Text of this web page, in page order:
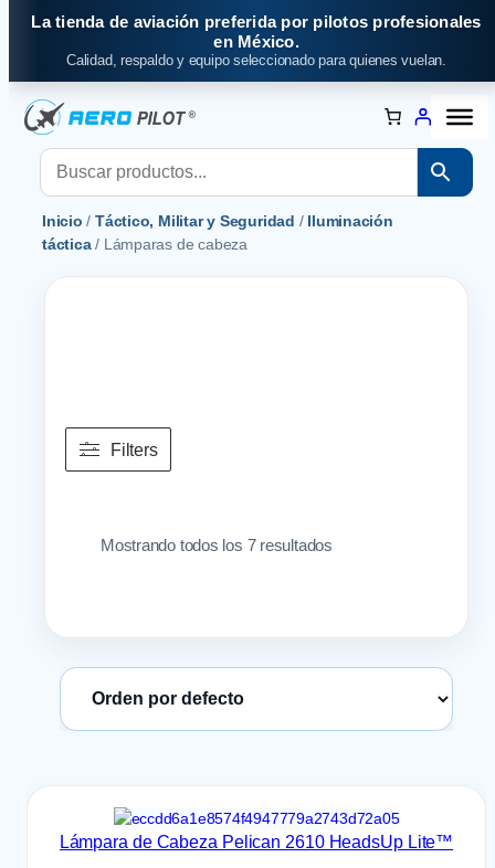
Saltar
La tienda de aviación preferida por pilotos profesionales
en México.
Calidad, respaldo y equipo seleccionado para quienes vuelan.
Inicio /Táctico, Militar y Seguridad / Iluminación
táctica/ Lámparas de cabeza
Filters
Mostrando todos los 7 resultados
Lámpara de Cabeza Pelican 2610 HeadsUp Lite™